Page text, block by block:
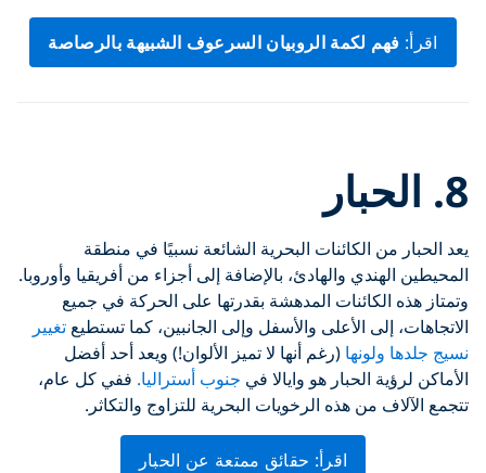
اقرأ: فهم لكمة الروبيان السرعوف الشبيهة بالرصاصة
8. الحبار
يعد الحبار من الكائنات البحرية الشائعة نسبيًا في منطقة
المحيطين الهندي والهادئ، بالإضافة إلى أجزاء من أفريقيا وأوروبا.
وتمتاز هذه الكائنات المدهشة بقدرتها على الحركة في جميع
الاتجاهات، إلى الأعلى والأسفل وإلى الجانبين، كما تستطيع تغيير
نسيج جلدها ولونها (رغم أنها لا تميز الألوان!) ويعد أحد أفضل
الأماكن لرؤية الحبار هو وايالا في جنوب أستراليا. ففي كل عام،
تتجمع الآلاف من هذه الرخويات البحرية للتزاوج والتكاثر.
اقرأ: حقائق ممتعة عن الحبار